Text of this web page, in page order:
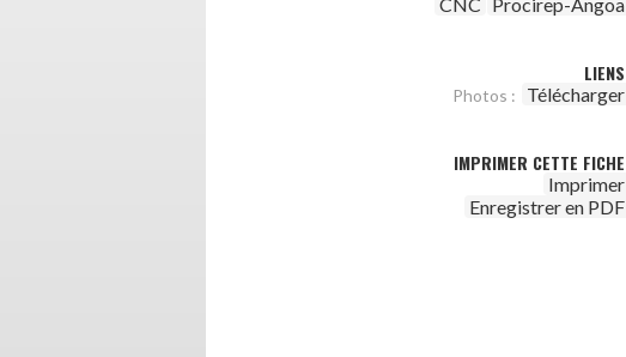
LIENS
Photos : Télécharger
IMPRIMER CETTE FICHE
Imprimer
Enregistrer en PDF